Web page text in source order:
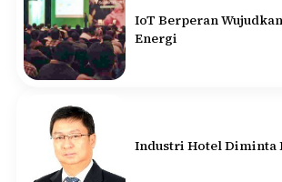
IoT Berperan
Energi
Industri Hotel Diminta